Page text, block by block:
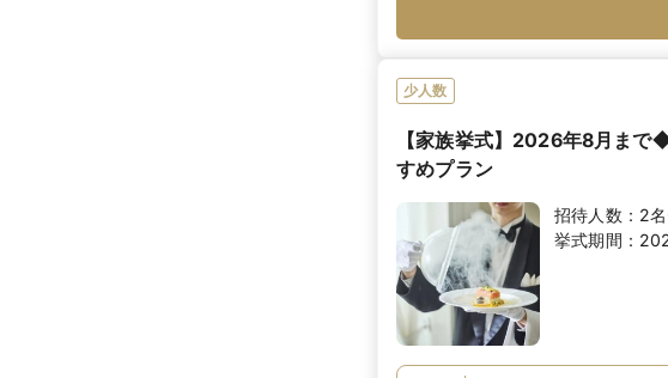
少人数
【家族挙式】2026年8月ま
すめプラン
招待人数： 2
挙式期間：